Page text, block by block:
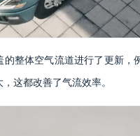
整体空气流道进行了更新
这都改善了气流效率。